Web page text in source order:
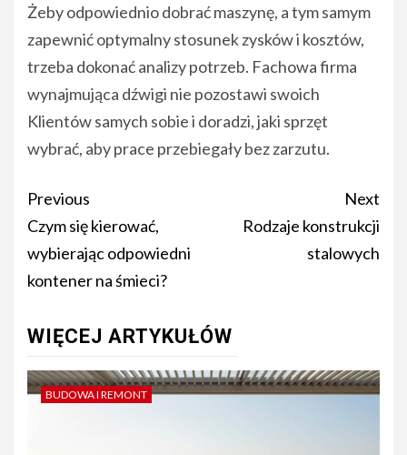
Żeby odpowiednio dobrać maszynę, a tym samym
zapewnić optymalny stosunek zysków i kosztów,
trzeba dokonać analizy potrzeb. Fachowa firma
wynajmująca dźwigi nie pozostawi swoich
Klientów samych sobie i doradzi, jaki sprzęt
wybrać, aby prace przebiegały bez zarzutu.
Post
navigation
Previous
Czym się kierować,
wybierając odpowiedni
kontener na śmieci?
Next
Rodzaje konstrukcji
stalowych
WIĘCEJ ARTYKUŁÓW
BUDOWA I REMONT